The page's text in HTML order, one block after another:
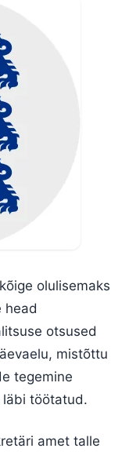
olulisemaks
head
otsused
mistõttu
tegemine
läbi töötatud.
amet talle